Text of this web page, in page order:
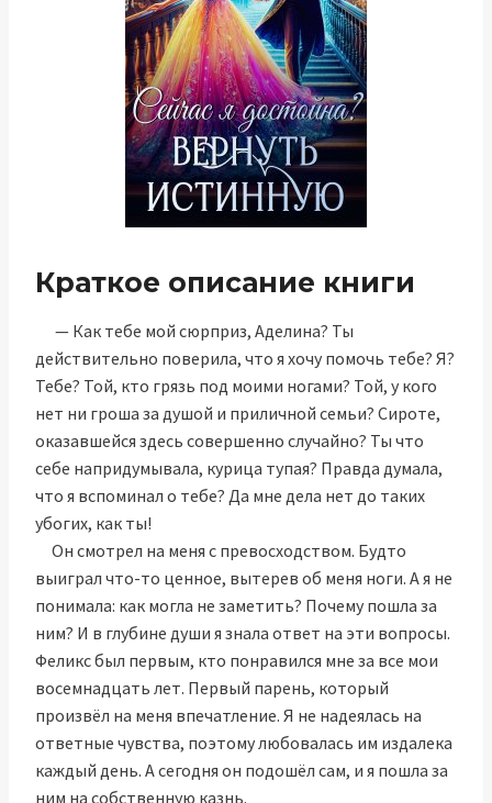
Краткое описание книги
— Как тебе мой сюрприз, Аделина? Ты
действительно поверила, что я хочу помочь тебе? Я?
Тебе? Той, кто грязь под моими ногами? Той, у кого
нет ни гроша за душой и приличной семьи? Сироте,
оказавшейся здесь совершенно случайно? Ты что
себе напридумывала, курица тупая? Правда думала,
что я вспоминал о тебе? Да мне дела нет до таких
убогих, как ты!
Он смотрел на меня с превосходством. Будто
выиграл что-то ценное, вытерев об меня ноги. А я не
понимала: как могла не заметить? Почему пошла за
ним? И в глубине души я знала ответ на эти вопросы.
Феликс был первым, кто понравился мне за все мои
восемнадцать лет. Первый парень, который
произвёл на меня впечатление. Я не надеялась на
ответные чувства, поэтому любовалась им издалека
каждый день. А сегодня он подошёл сам, и я пошла за
ним на собственную казнь.